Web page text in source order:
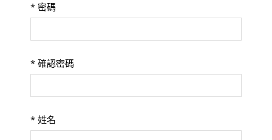
* 密碼
* 確認密碼
* 姓名